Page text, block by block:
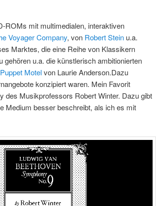
ROMs mit multimedialen, interaktiven
Voyager Company, von Robert Stein u.a.
Marktes, die eine Reihe von Klassikern
u.a. die künstlerisch ambitionierten
Puppet Motelvon Laurie Anderson.Dazu
konzipiert waren. Mein Favorit
des Musikprofessors Robert Winter. Dazu gibt
Medium besser beschreibt, als ich es mit